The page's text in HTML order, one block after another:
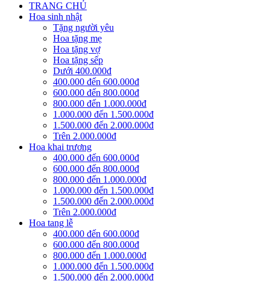
TRANG CHỦ
Hoa sinh nhật
Tặng người yêu
Hoa tặng mẹ
Hoa tặng vợ
Hoa tặng sếp
Dưới 400.000đ
400.000 đến 600.000đ
600.000 đến 800.000đ
800.000 đến 1.000.000đ
1.000.000 đến 1.500.000đ
1.500.000 đến 2.000.000đ
Trên 2.000.000đ
Hoa khai trương
400.000 đến 600.000đ
600.000 đến 800.000đ
800.000 đến 1.000.000đ
1.000.000 đến 1.500.000đ
1.500.000 đến 2.000.000đ
Trên 2.000.000đ
Hoa tang lễ
400.000 đến 600.000đ
600.000 đến 800.000đ
800.000 đến 1.000.000đ
1.000.000 đến 1.500.000đ
1.500.000 đến 2.000.000đ